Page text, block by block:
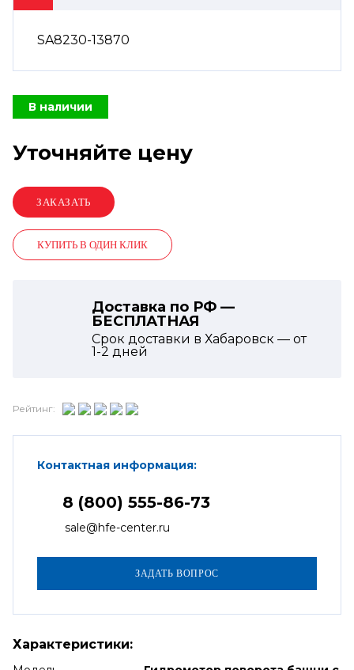
SA8230-13870
В наличии
Уточняйте цену
КУПИТЬ В ОДИН КЛИК
Доставка по РФ —
БЕСПЛАТНАЯ
Срок доставки в Хабаровск — от
1-2 дней
Рейтинг:
Контактная информация:
8 (800) 555-86-73
sale@hfe-center.ru
Характеристики: